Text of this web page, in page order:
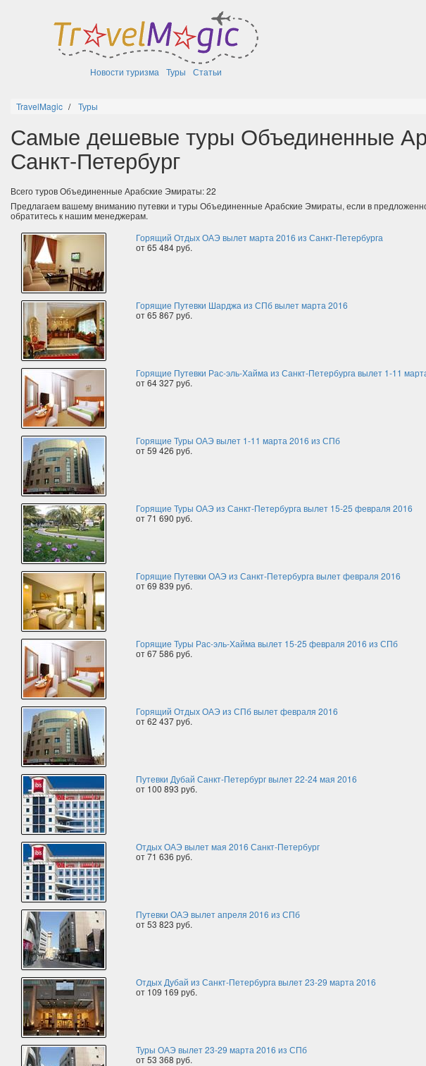
Новости туризма Туры Статьи
TravelMagic Туры
Самые дешевые туры Объединенные
Санкт-Петербург
Всего туров Объединенные Арабские Эмираты: 22
Предлагаем вашему вниманию путевки и туры Объединенные Арабские Эмираты, если в
обратитесь к нашим менеджерам.
Горящий Отдых ОАЭ вылет марта 2016 из Санкт-Петербурга
от 65 484 руб.
Горящие Путевки Шарджа из СПб вылет марта 2016
от 65 867 руб.
Горящие Путевки Рас-эль-Хайма из Санкт-Петербурга вылет 1-11
от 64 327 руб.
Горящие Туры ОАЭ вылет 1-11 марта 2016 из СПб
от 59 426 руб.
Горящие Туры ОАЭ из Санкт-Петербурга вылет 15-25 февраля 2016
от 71 690 руб.
Горящие Путевки ОАЭ из Санкт-Петербурга вылет февраля 2016
от 69 839 руб.
Горящие Туры Рас-эль-Хайма вылет 15-25 февраля 2016 из СПб
от 67 586 руб.
Горящий Отдых ОАЭ из СПб вылет февраля 2016
от 62 437 руб.
Путевки Дубай Санкт-Петербург вылет 22-24 мая 2016
от 100 893 руб.
Отдых ОАЭ вылет мая 2016 Санкт-Петербург
от 71 636 руб.
Путевки ОАЭ вылет апреля 2016 из СПб
от 53 823 руб.
Отдых Дубай из Санкт-Петербурга вылет 23-29 марта 2016
от 109 169 руб.
Туры ОАЭ вылет 23-29 марта 2016 из СПб
от 53 368 руб.